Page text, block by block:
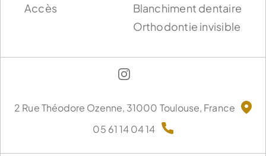
Accès
Blanchiment dentaire
Orthodontie invisible
2 Rue Théodore Ozenne, 31000 Toulouse, France
05 61 14 04 14